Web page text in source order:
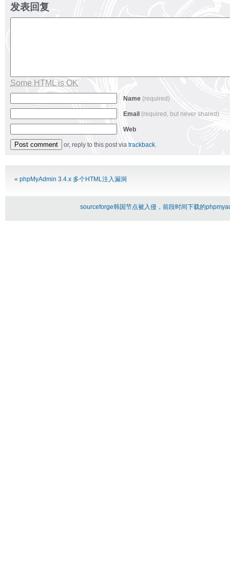
发表回复
Some HTML is OK
Name (required)
Email (required, but never shared)
Web
or, reply to this post via trackback.
« phpMyAdmin 3.4.x 多个HTML注入漏洞
sourceforge韩国节点被入侵，前段时间下载的